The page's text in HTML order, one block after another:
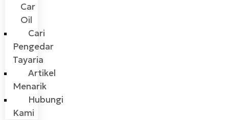
Car
Oil
Cari
Pengedar
Tayaria
Artikel
Menarik
Hubungi
Kami